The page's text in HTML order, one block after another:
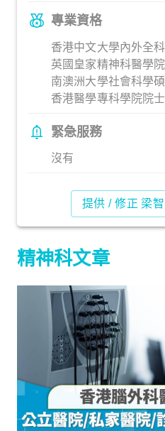
專業資格
香港中文大學內外全
英國皇家精神科醫學
南澳洲大學社會科學
香港醫學專科學院院
緊急服務
沒有
提供 / 修正 梁
精神科文章